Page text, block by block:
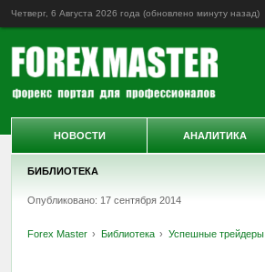
Четверг, 6 Августа 2026 года (обновлено минуту назад)
БИБЛИОТЕКА
Опубликовано: 17 сентября 2014
Forex Master Библиотека Успешные трейдеры
НОВОСТИ АНАЛИТИКА